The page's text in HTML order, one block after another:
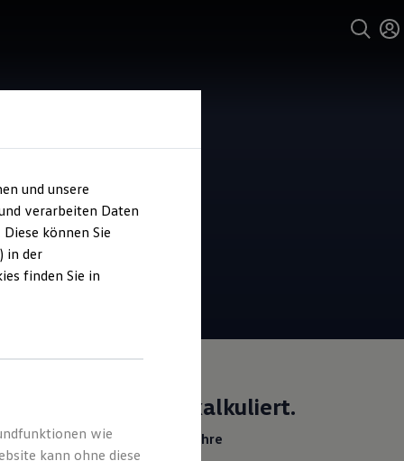
Kühl kalkuliert.
Ihr Traumauto? Heiß begehrt. Ihre
und unsere
verarbeiten Daten
können Sie
in der
finden Sie in
wie
kann ohne diese